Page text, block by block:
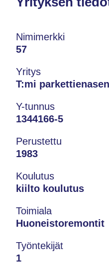
Nimimerkki
57
Yritys
T:mi
Y-tunnus
1344166-5
Perustettu
1983
Koulutus
kiilto koulutus
Toimiala
Huoneistoremontit
Työntekijät
1